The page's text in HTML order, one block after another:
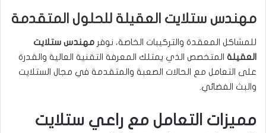
مهندس ستلايت العقيلة للحلول المتقدمة
للمشاكل المعقدة والتركيبات الخاصة، نوفر مهندس ستلايت
العقيلة المتخصص الذي يمتلك المعرفة التقنية العالية والقدرة
على التعامل مع الحالات الصعبة والمتقدمة في مجال الستلايت
والبث الفضائي.
مميزات التعامل مع راعي ستلايت